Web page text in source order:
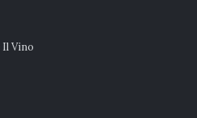
Vino